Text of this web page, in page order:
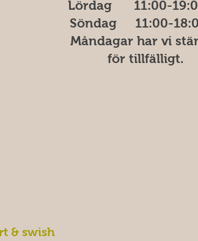
Lördag 11:00-
Söndag 11:00-
Måndagar har vi
för tillfälligt.
& swish